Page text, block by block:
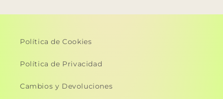
Política de Cookies
Política de Privacidad
Cambios y Devoluciones